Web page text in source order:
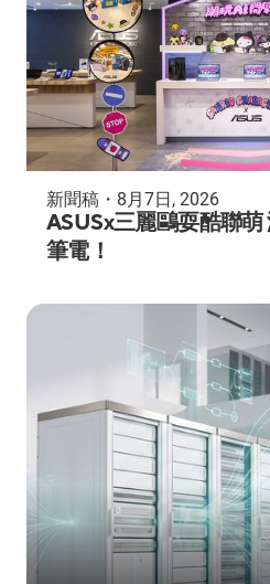
新聞稿 ・ 8月7日, 2026
ASUSx三麗鷗耍酷聯
筆電！